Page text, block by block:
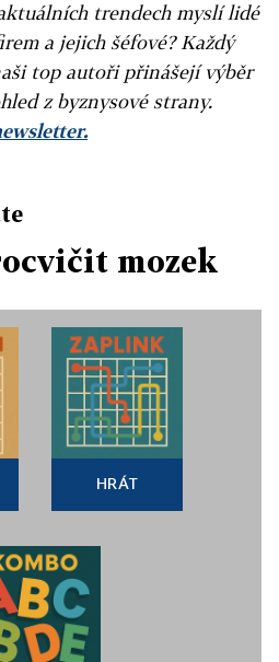
trendech myslí lidé
a jejich šéfové? Každý
top autoři přinášejí výběr
z byznysové strany.
mozek
HRÁT